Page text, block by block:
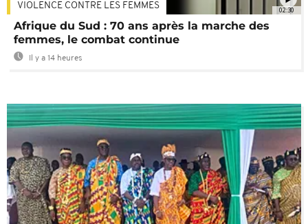
02:30
VIOLENCE CONTRE LES FEMMES
Afrique du Sud : 70 ans après la marche des
femmes, le combat continue
Il y a 14 heures